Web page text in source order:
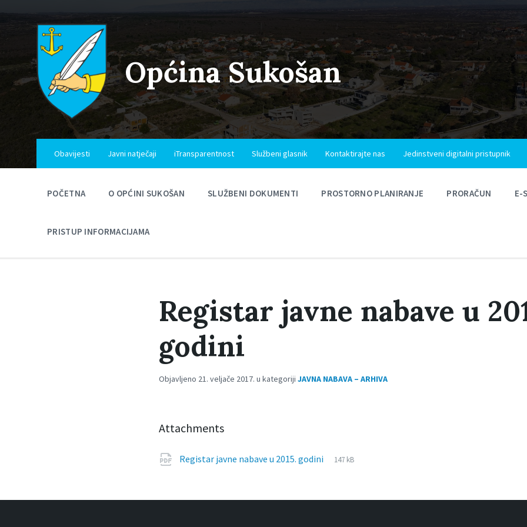
to
content
to
navigation
to
Općina Sukošan
Obavijesti Javni natječaji iTransparentnost Službeni glasnik Kontaktirajte nas Jedinstveni digitalni pristupnik
POČETNA O OPĆINI SUKOŠAN SLUŽBENI DOKUMENTI PROSTORNO PLANIRANJE PRORAČUN E-
PRISTUP INFORMACIJAMA
Registar javne nabave u
godini
Objavljeno 21. veljače 2017. u kategorijiJAVNA NABAVA – ARHIVA
Attachments
Registar javne nabave u 2015. godini
File
pdf
File
147 kB